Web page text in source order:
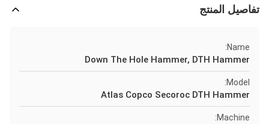
تفاصيل المنتج
Name:
Down The Hole Hammer, DTH Hammer
Model:
Atlas Copco Secoroc DTH Hammer
Machine: